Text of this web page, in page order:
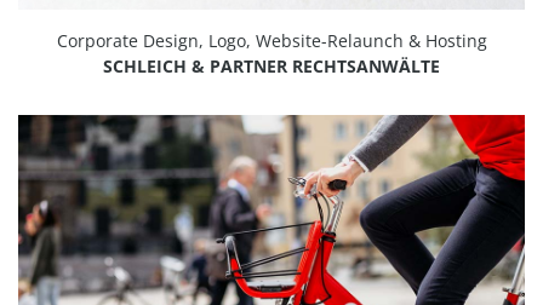
Corporate Design, Logo, Website-Relaunch & Hosting
SCHLEICH & PARTNER RECHTSANWÄLTE